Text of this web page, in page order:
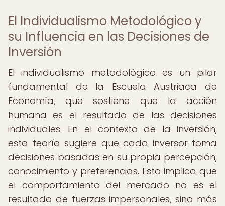
El Individualismo Metodológico y
su Influencia en las Decisiones de
Inversión
El individualismo metodológico es un pilar
fundamental de la Escuela Austriaca de
Economía, que sostiene que la acción
humana es el resultado de las decisiones
individuales. En el contexto de la inversión,
esta teoría sugiere que cada inversor toma
decisiones basadas en su propia percepción,
conocimiento y preferencias. Esto implica que
el comportamiento del mercado no es el
resultado de fuerzas impersonales, sino más